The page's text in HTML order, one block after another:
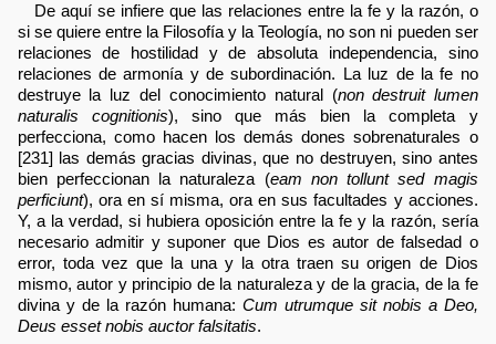
De aquí se infiere que las relaciones entre la fe y la razón, o
si se quiere entre la Filosofía y la Teología, no son ni pueden ser
relaciones de hostilidad y de absoluta independencia, sino
relaciones de armonía y de subordinación. La luz de la fe no
destruye la luz del conocimiento natural (non destruit lumen
naturalis cognitionis), sino que más bien la completa y
perfecciona, como hacen los demás dones sobrenaturales o
[231] las demás gracias divinas, que no destruyen, sino antes
bien perfeccionan la naturaleza (eam non tollunt sed magis
perficiunt), ora en sí misma, ora en sus facultades y acciones.
Y, a la verdad, si hubiera oposición entre la fe y la razón, sería
necesario admitir y suponer que Dios es autor de falsedad o
error, toda vez que la una y la otra traen su origen de Dios
mismo, autor y principio de la naturaleza y de la gracia, de la fe
divina y de la razón humana: Cum utrumque sit nobis a Deo,
Deus esset nobis auctor falsitatis.